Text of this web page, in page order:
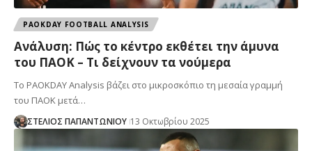
PAOKDAY FOOTBALL ANALYSIS
Ανάλυση: Πώς το κέντρο εκθέτει την άμυνα
του ΠΑΟΚ – Τι δείχνουν τα νούμερα
Το PAOKDAY Analysis βάζει στο μικροσκόπιο τη μεσαία γραμμή
του ΠΑΟΚ μετά…
ΣΤΕΛΙΟΣ ΠΑΠΑΝΤΩΝΙΟΥ 13 Οκτωβρίου 2025